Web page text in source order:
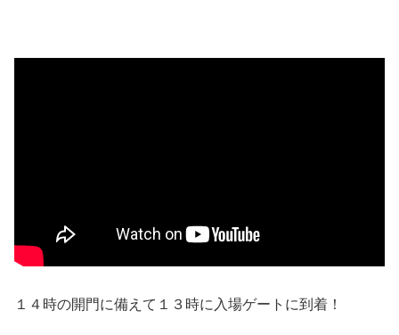
１４時の開門に備えて１３時に入場ゲートに到着！